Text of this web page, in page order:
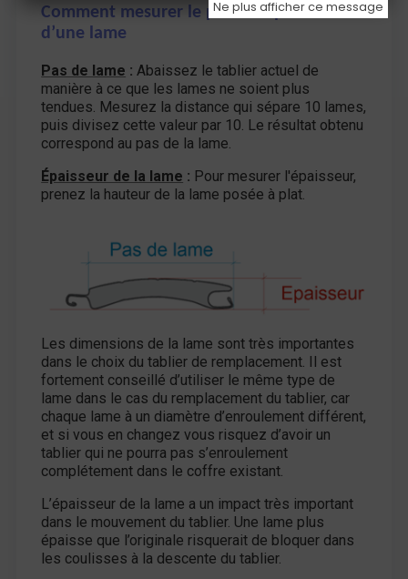
Comment mesurer le pas et l’épaisseur
d’une lame
Pas de lame : Abaissez le tablier actuel de
manière à ce que les lames ne soient plus
tendues. Mesurez la distance qui sépare 10 lames,
puis divisez cette valeur par 10. Le résultat obtenu
correspond au pas de la lame.
Épaisseur de la lame : Pour mesurer l'épaisseur,
prenez la hauteur de la lame posée à plat.
Les dimensions de la lame sont très importantes
dans le choix du tablier de remplacement. Il est
fortement conseillé d’utiliser le même type de
lame dans le cas du remplacement du tablier, car
chaque lame à un diamètre d’enroulement différent,
et si vous en changez vous risquez d’avoir un
tablier qui ne pourra pas s’enroulement
complétement dans le coffre existant.
L’épaisseur de la lame a un impact très important
dans le mouvement du tablier. Une lame plus
épaisse que l’originale risquerait de bloquer dans
les coulisses à la descente du tablier.
Ne plus afficher ce message